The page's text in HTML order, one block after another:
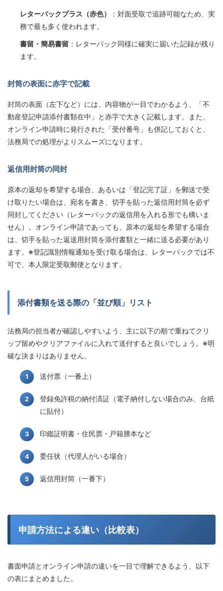
レターパックプラス（赤色）
：対面受取で追跡可能なため、実
務で最も多く使われます。
書留・簡易書留 ：レターパック同様に確実に届いた記録が残り
ます。
封筒の表面に赤字で記載
封筒の表面（左下など）には、内容物が一目でわかるよう、「不
動産登記申請添付書類在中」と赤字で大きく記載します。また、
オンライン申請時に発行された「受付番号」も併記しておくと、
法務局での処理がよりスムーズになります。
返信用封筒の同封
原本の返却を希望する場合、あるいは「登記完了証」を郵送で受
け取りたい場合は、宛名を書き、切手を貼った返信用封筒を必ず
同封してください（レターパックの返信用を入れる形でも構いま
せん）。オンライン申請であっても、原本の返却を希望する場合
は、切手を貼った返送用封筒を添付書類と一緒に送る必要があり
ます。※登記識別情報通知を受け取る場合は、レターパックでは不
可で、本人限定受取郵便となります。
添付書類を送る際の「並び順」リスト
法務局の担当者が確認しやすいよう、主に以下の順で重ねてクリ
ップ留めやクリアファイルに入れて送付すると良いでしょう。※明
確な決まりはありません。
送付票（一番上）
登録免許税の納付済証（電子納付しない場合のみ、台紙
に貼付）
印鑑証明書・住民票・戸籍謄本など
委任状（代理人がいる場合）
返信用封筒（一番下）
申請方法による違い（比較表）
書面申請とオンライン申請の違いを一目で理解できるよう、以下
の表にまとめました。